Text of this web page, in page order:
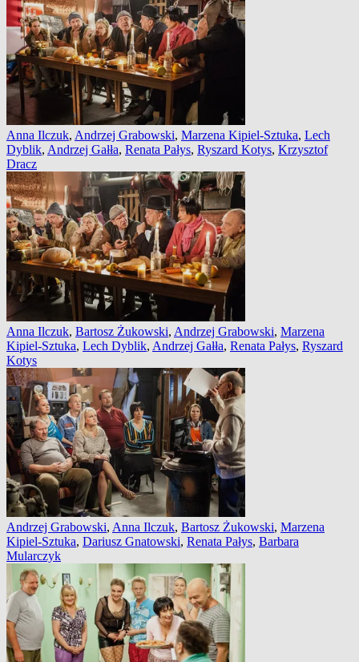
Anna Ilczuk, Andrzej Grabowski, Marzena Kipiel-Sztuka, Lech
Dyblik, Andrzej Gałła, Renata Pałys, Ryszard Kotys, Krzysztof
Dracz
Anna Ilczuk, Bartosz Żukowski, Andrzej Grabowski, Marzena
Kipiel-Sztuka, Lech Dyblik, Andrzej Gałła, Renata Pałys, Ryszard
Kotys
Andrzej Grabowski, Anna Ilczuk, Bartosz Żukowski, Marzena
Kipiel-Sztuka, Dariusz Gnatowski, Renata Pałys, Barbara
Mularczyk